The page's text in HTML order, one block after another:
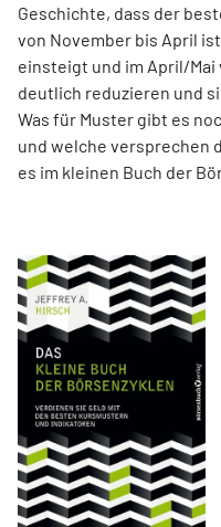
Geschichte, dass der
von November bis April
einsteigt und im April/
deutlich reduzieren und
Was für Muster gibt es
und welche versprechen
es im kleinen Buch der